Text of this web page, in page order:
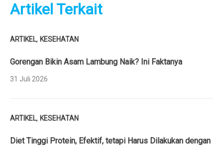
Artikel Terkait
ARTIKEL, KESEHATAN
Gorengan Bikin Asam Lambung Naik? Ini Faktanya
31 Juli 2026
ARTIKEL, KESEHATAN
Diet Tinggi Protein, Efektif, tetapi Harus Dilakukan dengan